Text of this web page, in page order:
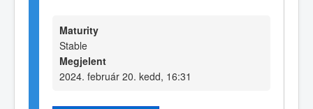
Maturity
Stable
Megjelent
2024. február 20. kedd, 16:31